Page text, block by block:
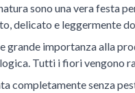
sono una vera festa
delicato e leggermente
grande importanza alla
Tutti i fiori vengono
completamente senza